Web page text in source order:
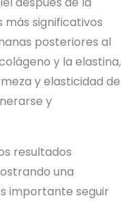
más significativos
posteriores al
y la elastina,
y elasticidad de
y
resultados
una
importante seguir